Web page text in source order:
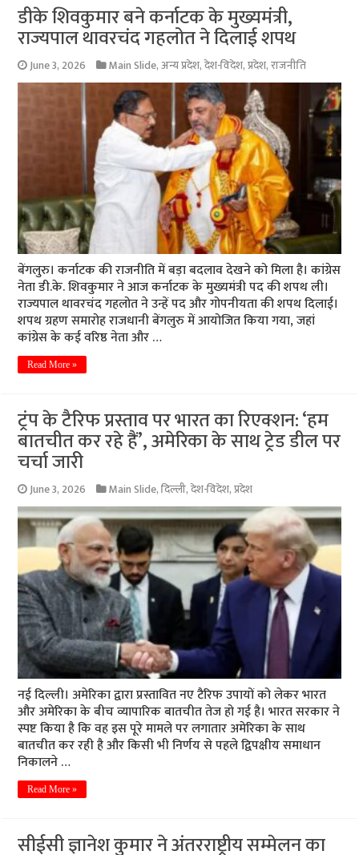
डीके शिवकुमार बने कर्नाटक के मुख्यमंत्री,
राज्यपाल थावरचंद गहलोत ने दिलाई शपथ
June 3, 2026 Main Slide,अन्य प्रदेश,देश-विदेश,प्रदेश,राजनीति
बेंगलुरु। कर्नाटक की राजनीति में बड़ा बदलाव देखने को मिला है। कांग्रेस
नेता डी.के. शिवकुमार ने आज कर्नाटक के मुख्यमंत्री पद की शपथ ली।
राज्यपाल थावरचंद गहलोत ने उन्हें पद और गोपनीयता की शपथ दिलाई।
शपथ ग्रहण समारोह राजधानी बेंगलुरु में आयोजित किया गया, जहां
कांग्रेस के कई वरिष्ठ नेता और …
Read More »
ट्रंप के टैरिफ प्रस्ताव पर भारत का रिएक्शन: ‘हम
बातचीत कर रहे हैं’, अमेरिका के साथ ट्रेड डील पर
चर्चा जारी
June 3, 2026 Main Slide,दिल्ली,देश-विदेश,प्रदेश
नई दिल्ली। अमेरिका द्वारा प्रस्तावित नए टैरिफ उपायों को लेकर भारत
और अमेरिका के बीच व्यापारिक बातचीत तेज हो गई है। भारत सरकार ने
स्पष्ट किया है कि वह इस पूरे मामले पर लगातार अमेरिका के साथ
बातचीत कर रही है और किसी भी निर्णय से पहले द्विपक्षीय समाधान
निकालने …
Read More »
सीईसी ज्ञानेश कुमार ने अंतरराष्ट्रीय सम्मेलन का